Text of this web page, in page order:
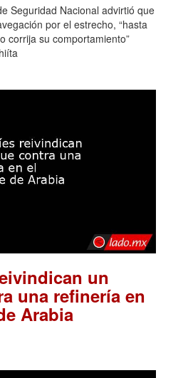
Seguridad Nacional advirtió que
por el estrecho, “hasta
corrija su comportamiento”
un
una refinería en
Arabia